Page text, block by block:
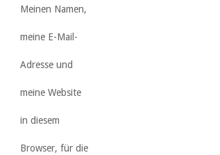
Meinen Namen,
meine E-Mail-
Adresse und
meine Website
in diesem
Browser, für die